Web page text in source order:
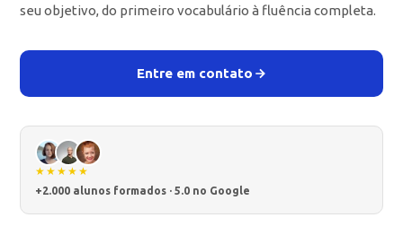
seu objetivo, do primeiro vocabulário à fluência completa.
Entre em contato
★★★★★
+2.000 alunos formados · 5.0 no Google